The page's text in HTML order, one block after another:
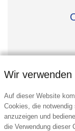
Wir verwenden
Auf dieser Website
Cookies, die
anzuzeigen und
die Verwendung dieser